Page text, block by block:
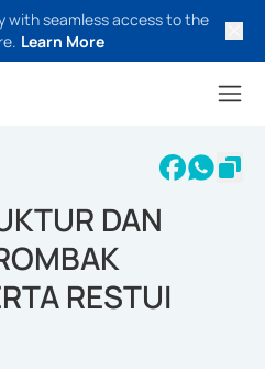
with seamless access to the
Learn More
DAN
RESTUI